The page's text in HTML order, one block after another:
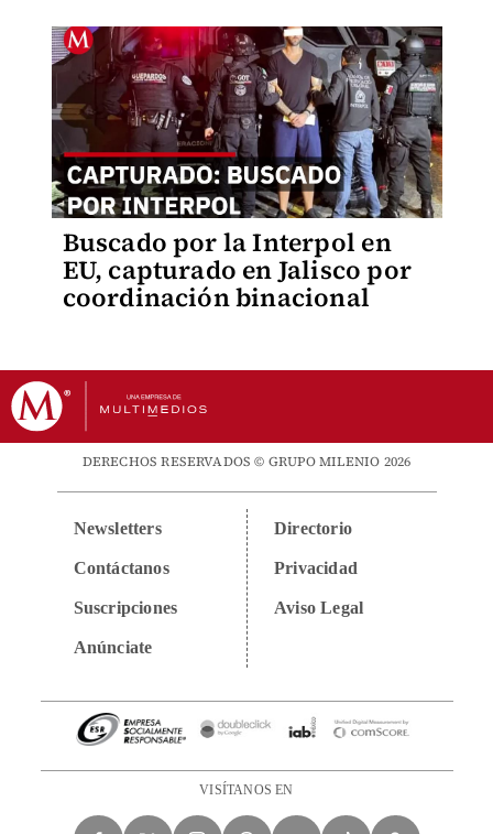
Buscado por la Interpol en
EU, capturado en Jalisco por
coordinación binacional
DERECHOS RESERVADOS © GRUPO MILENIO 2026
Newsletters
Contáctanos
Suscripciones
Anúnciate
Directorio
Privacidad
Aviso Legal
VISÍTANOS EN